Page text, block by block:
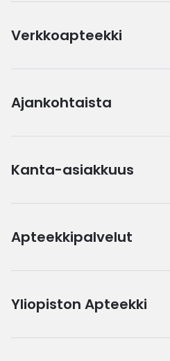
Verkkoapteekki
Ajankohtaista
Kanta-asiakkuus
Apteekkipalvelut
Yliopiston Apteekki